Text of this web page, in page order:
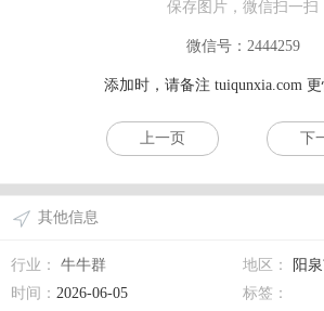
保存图片，微信扫一扫
微信号：2444259
添加时，请备注 tuiqunxia.com更
上一页 下
其他信息
行业： 牛牛群 地区：
阳
时间： 2026-06-05 标签：